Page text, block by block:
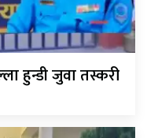
हुन्डी जुवा तस्करी